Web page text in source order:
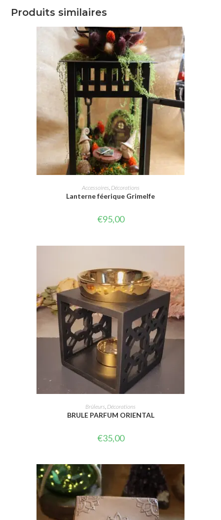
Produits similaires
AJOUTER AU PANIER
Accessoires, Décorations
Lanterne féerique Grimelfe
€95,00
AJOUTER AU PANIER
Brûleurs Décorations
BRULE PARFUM ORIENTAL
€35,00